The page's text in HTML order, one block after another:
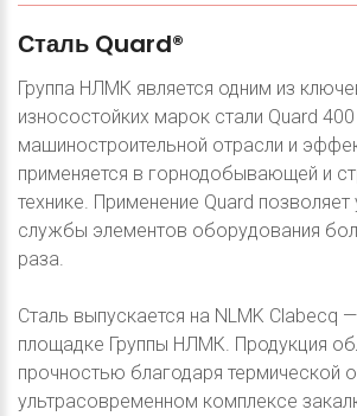
Сталь Quard®
Группа НЛМК является одним из
износостойких марок стали Quard
машиностроительной отрасли и
применяется в горнодобывающей и
технике. Применение Quard позволяет
службы элементов оборудования
раза.
Сталь выпускается на NLMK Clabecq
площадке Группы НЛМК. Продукция
прочностью благодаря термической
ультрасовременном комплексе